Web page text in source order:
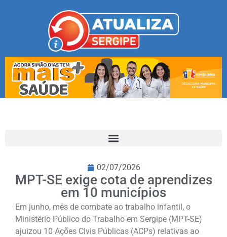
02/07/2026
MPT-SE exige cota de aprendizes
em 10 municípios
Em junho, mês de combate ao trabalho infantil, o
Ministério Público do Trabalho em Sergipe (MPT-SE)
ajuizou 10 Ações Civis Públicas (ACPs) relativas ao